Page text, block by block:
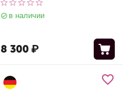
в наличии
8 300₽